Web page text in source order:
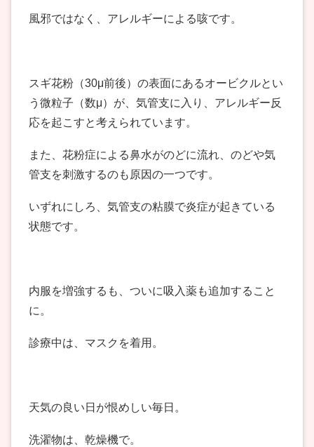
風邪ではなく、アレルギーによる咳です。
スギ花粉（30μ前後）の表面にあるオービクルとい
う微粒子（数μ）が、気管支に入り、アレルギー反
応を起こすと考えられています。
また、花粉症による鼻水がのどに流れ、のどや気
管支を刺激するのも原因の一つです。
いずれにしろ、気管支の粘膜で炎症が起きている
状態です。
内服を増強するも、ついに吸入薬も追加すること
に。
診療中は、マスクを着用。
天気の良い日が恨めしい毎日。
洗濯物は、乾燥機で。